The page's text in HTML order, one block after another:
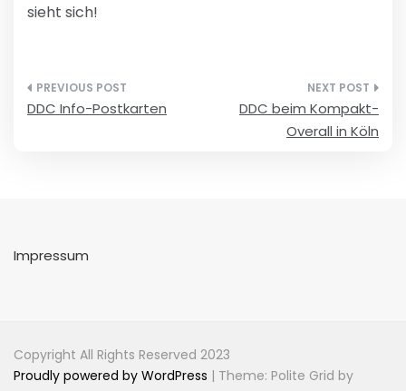
sieht sich!
Beitragsnavigation
DDC Info-Postkarten
DDC beim Kompakt-
Overall in Köln
Impressum
Copyright All Rights Reserved 2023
Proudly powered by WordPress | Theme: Polite Grid by